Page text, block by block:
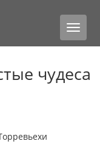
Toggle
чудеса